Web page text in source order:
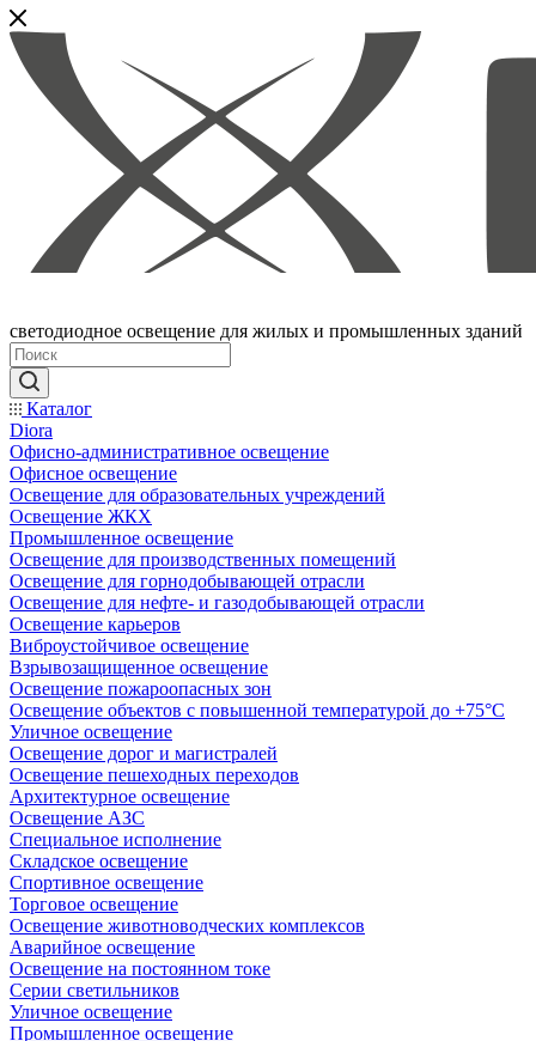
светодиодное освещение для жилых и промышленных зданий
Каталог
Diora
Офисно-административное освещение
Офисное освещение
Освещение для образовательных учреждений
Освещение ЖКХ
Промышленное освещение
Освещение для производственных помещений
Освещение для горнодобывающей отрасли
Освещение для нефте- и газодобывающей отрасли
Освещение карьеров
Виброустойчивое освещение
Взрывозащищенное освещение
Освещение пожароопасных зон
Освещение объектов с повышенной температурой до +75°C
Уличное освещение
Освещение дорог и магистралей
Освещение пешеходных переходов
Архитектурное освещение
Освещение АЗС
Специальное исполнение
Складское освещение
Спортивное освещение
Торговое освещение
Освещение животноводческих комплексов
Аварийное освещение
Освещение на постоянном токе
Серии светильников
Уличное освещение
Промышленное освещение